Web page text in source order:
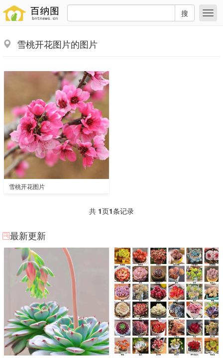
搜
雪桃开花图片的图片
雪桃开花图片
共 1页1条记录
最新更新